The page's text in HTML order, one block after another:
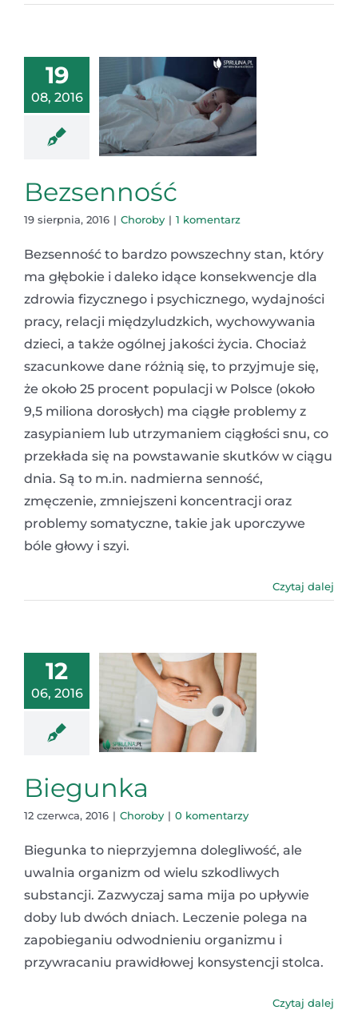
19
08, 2016
Bezsenność
19 sierpnia, 2016 | Choroby | 1 komentarz
Bezsenność to bardzo powszechny stan, który
ma głębokie i daleko idące konsekwencje dla
zdrowia fizycznego i psychicznego, wydajności
pracy, relacji międzyludzkich, wychowywania
dzieci, a także ogólnej jakości życia. Chociaż
szacunkowe dane różnią się, to przyjmuje się,
że około 25 procent populacji w Polsce (około
9,5 miliona dorosłych) ma ciągłe problemy z
zasypianiem lub utrzymaniem ciągłości snu, co
przekłada się na powstawanie skutków w ciągu
dnia. Są to m.in. nadmierna senność,
zmęczenie, zmniejszeni koncentracji oraz
problemy somatyczne, takie jak uporczywe
bóle głowy i szyi.
Czytaj dalej
12
06, 2016
Biegunka
12 czerwca, 2016 | Choroby | 0 komentarzy
Biegunka to nieprzyjemna dolegliwość, ale
uwalnia organizm od wielu szkodliwych
substancji. Zazwyczaj sama mija po upływie
doby lub dwóch dniach. Leczenie polega na
zapobieganiu odwodnieniu organizmu i
przywracaniu prawidłowej konsystencji stolca.
Czytaj dalej